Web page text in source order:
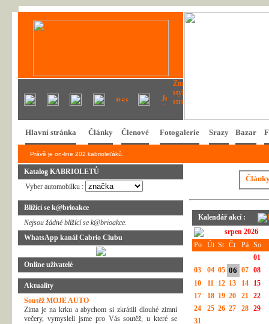
Hlavní stránka Články Členové Fotogalerie Srazy Bazar
Právě je on-line 202 kabrioleťáků.
Katalog KABRIOLETŮ
Vyber automobilku :
Blížící se k@brioakce
Nejsou žádné blížící se k@brioakce.
WhatsApp kanál Cabrio Clubu
Online uživatelé
Aktuality
Soutěž MOJE AUTO
Zima je na krku a abychom si zkrátili dlouhé zimní
večery, vymysleli jsme pro Vás soutěž, u které se
Kalendář akcí :
srpen 2026
Po
Út St Čt Pá So
01
03
04 05 06 07 08
10
11 12 13 14
15
17
18 19 20 21 22
24
25 26 27 28 29
31